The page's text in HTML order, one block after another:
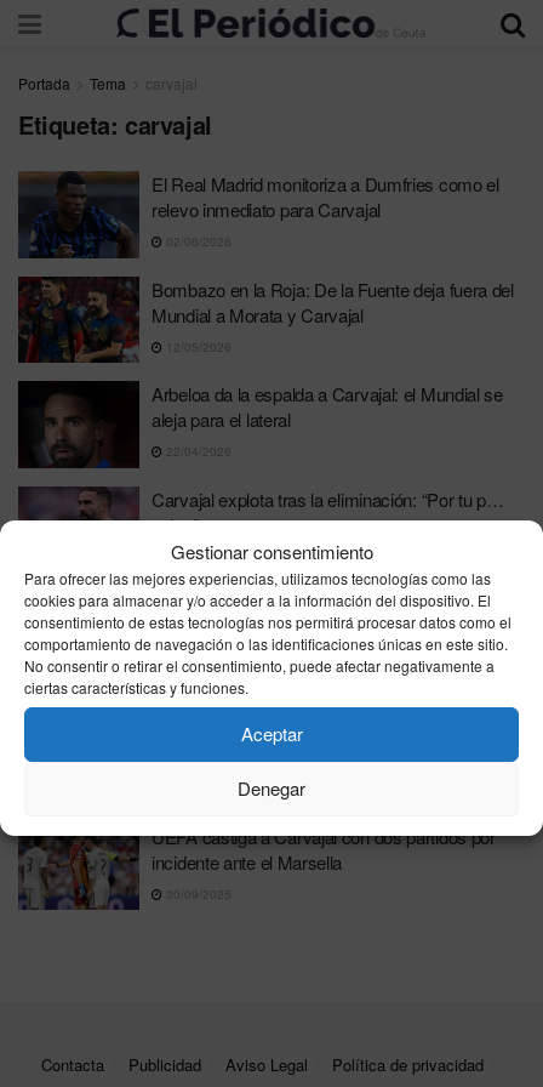
Gestionar consentimiento
Para ofrecer las mejores experiencias, utilizamos tecnologías como las
cookies para almacenar y/o acceder a la información del dispositivo. El
consentimiento de estas tecnologías nos permitirá procesar datos como el
comportamiento de navegación o las identificaciones únicas en este sitio.
No consentir o retirar el consentimiento, puede afectar negativamente a
ciertas características y funciones.
Aceptar
Denegar
Portada Tema carvajal
Etiqueta: carvajal
El Real Madrid monitoriza a Dumfries como el
relevo inmediato para Carvajal
02/06/2026
Bombazo en la Roja: De la Fuente deja fuera del
Mundial a Morata y Carvajal
12/05/2026
Arbeloa da la espalda a Carvajal: el Mundial se
aleja para el lateral
22/04/2026
Carvajal explota tras la eliminación: “Por tu p…
culpa”
16/04/2026
Escándalo en la Internacional Socialista: PRI
acusa a Pedro Sánchez de corrupción y
autoritarismo
09/12/2025
Exjefe militar venezolano alerta sobre posible
manipulación digital de elecciones globales
UEFA castiga a Carvajal con dos partidos por
incidente ante el Marsella
30/09/2025
Contacta Publicidad Aviso Legal
Política de privacidad